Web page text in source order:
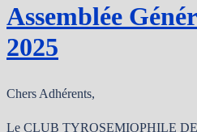
Assemblée
2025
Chers Adhérents,
Le CLUB TYROSEMIOPHILE DE